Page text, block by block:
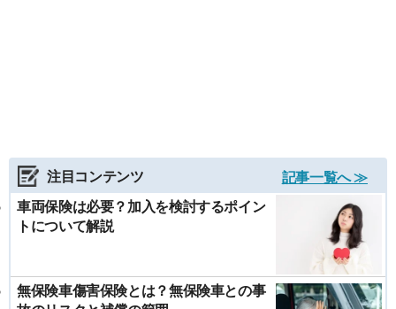
注目コンテンツ
記事一覧へ ≫
車両保険は必要？加入を検討するポイン
トについて解説
無保険車傷害保険とは？無保険車との事